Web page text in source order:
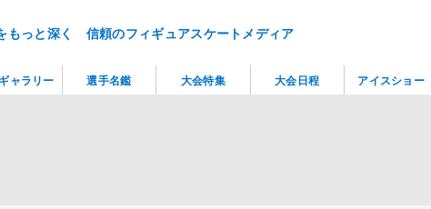
もっと深く 信頼のフィギュアスケートメディア
ャラリー 選手名鑑 大会特集 大会日程 アイスショー